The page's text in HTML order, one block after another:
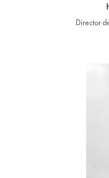
Director